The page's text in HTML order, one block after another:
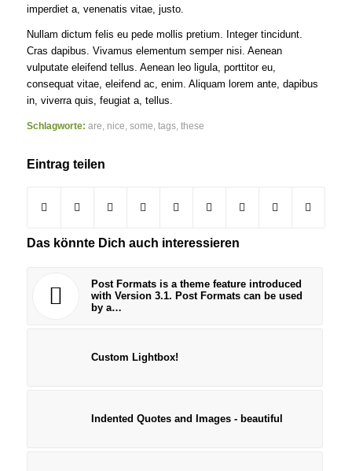
imperdiet a, venenatis vitae, justo.
Nullam dictum felis eu pede mollis pretium. Integer tincidunt.
Cras dapibus. Vivamus elementum semper nisi. Aenean
vulputate eleifend tellus. Aenean leo ligula, porttitor eu,
consequat vitae, eleifend ac, enim. Aliquam lorem ante, dapibus
in, viverra quis, feugiat a, tellus.
Schlagworte: are nice some tags, these
Eintrag teilen
Das könnte Dich auch interessieren
Post Formats is a theme feature introduced
with Version 3.1. Post Formats can be used
by a…
Custom Lightbox!
Indented Quotes and Images - beautiful